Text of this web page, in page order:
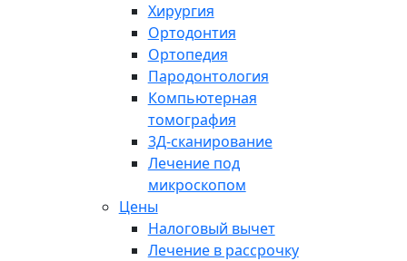
Хирургия
Ортодонтия
Ортопедия
Пародонтология
Компьютерная
томография
3Д-сканирование
Лечение под
микроскопом
Цены
Налоговый вычет
Лечение в рассрочку